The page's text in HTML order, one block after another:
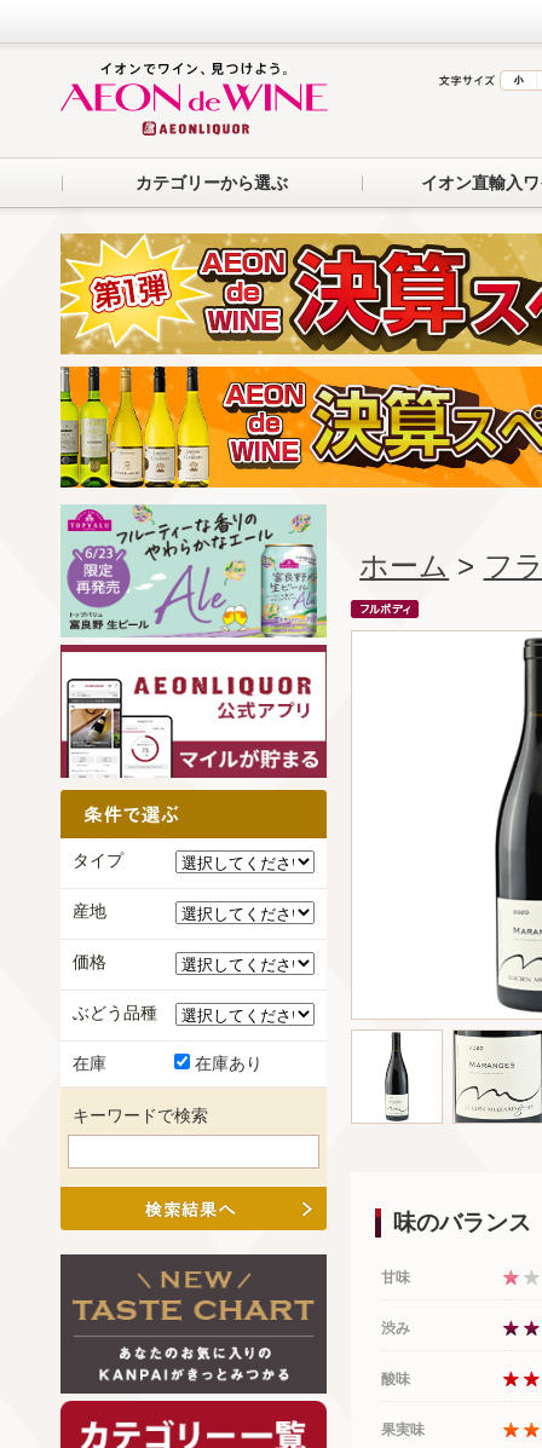
カテゴリーから選ぶ イオン直輸入
ホーム > フ
味のバランス
甘味
渋み
酸味
果実味
タイプ
産地
価格
ぶどう品種
在庫 在庫あり
キーワードで検索